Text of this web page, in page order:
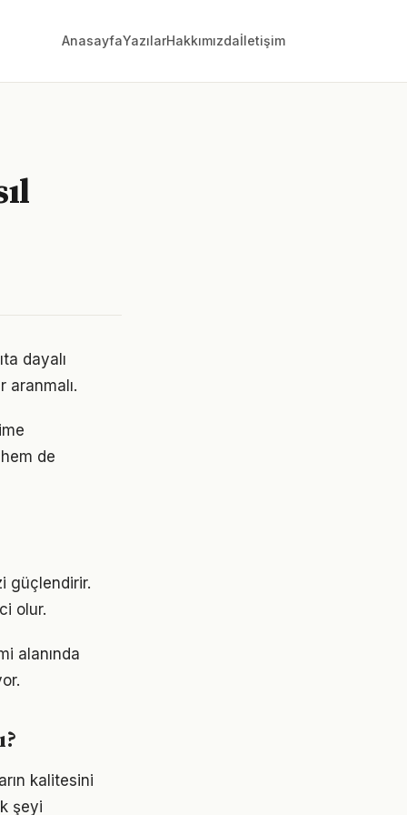
AnasayfaYazılarHakkımızdaİletişim
dayalı
aranmalı.
de
güçlendirir.
olur.
alanında
kalitesini
şeyi